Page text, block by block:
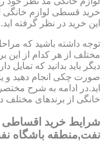
خرید قسطی لوازم خانگی
این خرید در نظر گرفته اید.
توجه داشته باشید که
مختلف از هر کدام از این
دیگر باید بدانید که تمایل
صورت چکی انجام دهید و
اید.در ادامه به شرح
خانگی از برندهای مختلف
شرایط خرید اقساطی
نفت,منطقه باشگاه